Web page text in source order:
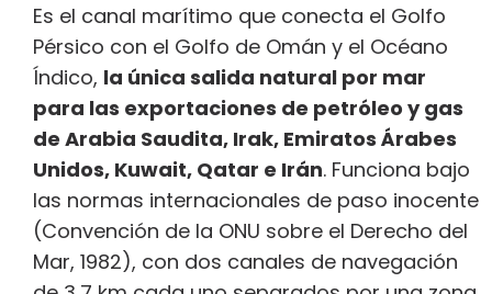
Es el canal marítimo que conecta el Golfo
Pérsico con el Golfo de Omán y el Océano
Índico, la única salida natural por mar
para las exportaciones de petróleo y gas
de Arabia Saudita, Irak, Emiratos Árabes
Unidos, Kuwait, Qatar e Irán. Funciona bajo
las normas internacionales de paso inocente
(Convención de la ONU sobre el Derecho del
Mar, 1982), con dos canales de navegación